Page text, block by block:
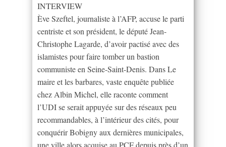
INTERVIEW
Ève Szeftel, journaliste à l’AFP, accuse le parti
centriste et son président, le député Jean-
Christophe Lagarde, d’avoir pactisé avec des
islamistes pour faire tomber un bastion
communiste en Seine-Saint-Denis. Dans Le
maire et les barbares, vaste enquête publiée
chez Albin Michel, elle raconte comment
l’UDI se serait appuyée sur des réseaux peu
recommandables, à l’intérieur des cités, pour
conquérir Bobigny aux dernières municipales,
une ville alors acquise au PCF depuis près d’un